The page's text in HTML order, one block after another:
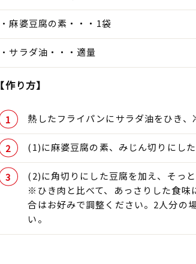
麻婆豆腐の素・・・1袋
サラダ油・・・適量
【作り方】
熱したフライパンにサラダ油をひき、
(1)に麻婆豆腐の素、みじん切りにし
(2)に角切りにした豆腐を加え、そっと
※ひき肉と比べて、あっさりした食味
合はお好みで調整ください。2人分の
い。